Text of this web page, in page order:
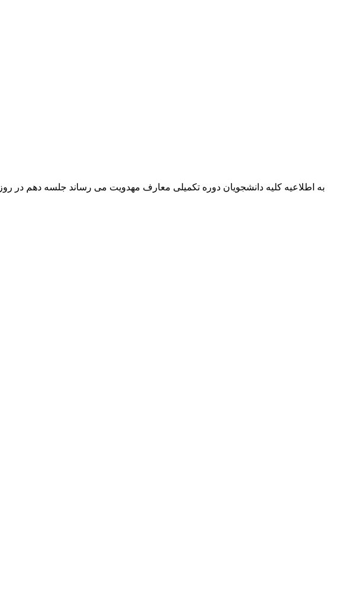
به اطلاعیه کلیه دانشجویان دوره تکمیلی معارف مهدویت می رساند جلسه دهم در روز ۲۰ اسفند ماه راس ساعت ۸:۳۰ صبح با